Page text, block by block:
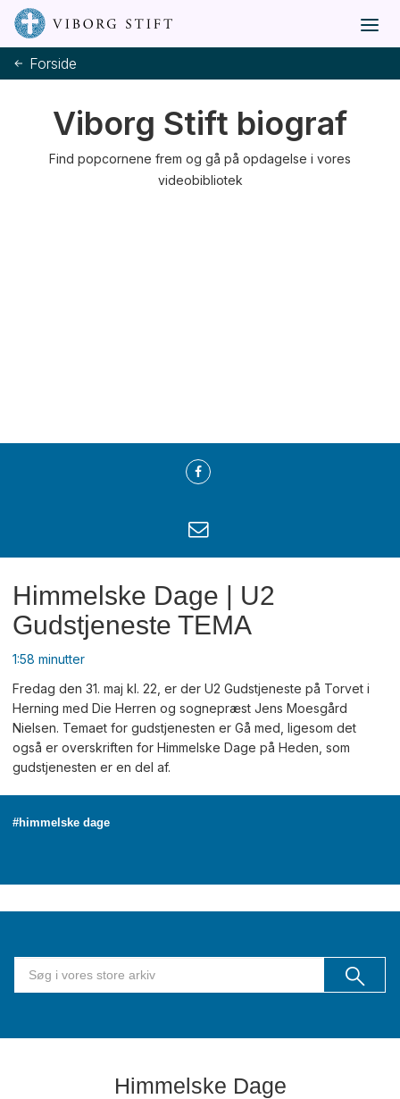
Forside
Viborg Stift biograf
Find popcornene frem og gå på opdagelse i vores
videobibliotek
Himmelske Dage | U2
Gudstjeneste TEMA
1:58 minutter
Fredag den 31. maj kl. 22, er der U2 Gudstjeneste på Torvet i
Herning med Die Herren og sognepræst Jens Moesgård
Nielsen. Temaet for gudstjenesten er Gå med, ligesom det
også er overskriften for Himmelske Dage på Heden, som
gudstjenesten er en del af.
#himmelske dage
Himmelske Dage